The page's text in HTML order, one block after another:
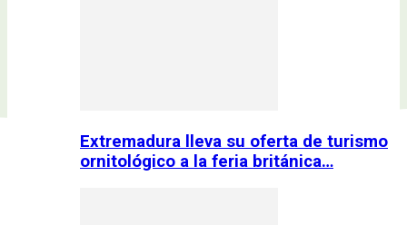
Extremadura lleva su oferta de turismo
ornitológico a la feria británica…